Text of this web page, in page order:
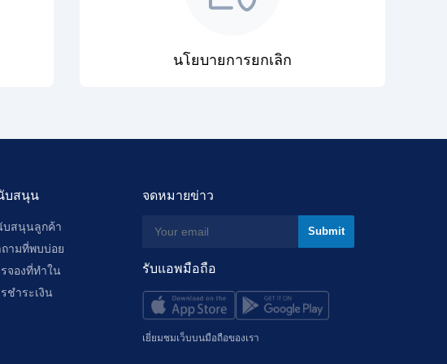
นโยบายการยกเลิก
บสนุน
บสนุนลูกค้า
ถามที่พบบ่อย
จองที่ทำใน
ชำระเงิน
จดหมายข่าว
รับแอพมือถือ
เยี่ยมชมเว็บบนมือถือของเรา